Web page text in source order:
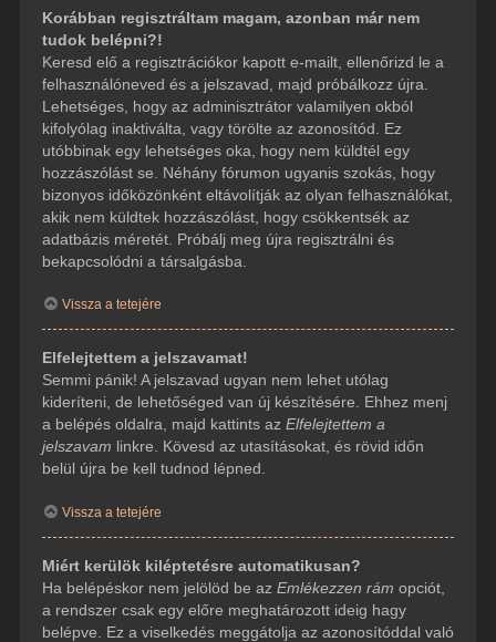
Korábban regisztráltam magam, azonban már nem
tudok belépni?!
Keresd elő a regisztrációkor kapott e-mailt, ellenőrizd le a
felhasználóneved és a jelszavad, majd próbálkozz újra.
Lehetséges, hogy az adminisztrátor valamilyen okból
kifolyólag inaktiválta, vagy törölte az azonosítód. Ez
utóbbinak egy lehetséges oka, hogy nem küldtél egy
hozzászólást se. Néhány fórumon ugyanis szokás, hogy
bizonyos időközönként eltávolítják az olyan felhasználókat,
akik nem küldtek hozzászólást, hogy csökkentsék az
adatbázis méretét. Próbálj meg újra regisztrálni és
bekapcsolódni a társalgásba.
Vissza a tetejére
Elfelejtettem a jelszavamat!
Semmi pánik! A jelszavad ugyan nem lehet utólag
kideríteni, de lehetőséged van új készítésére. Ehhez menj
a belépés oldalra, majd kattints az Elfelejtettem a
jelszavam linkre. Kövesd az utasításokat, és rövid időn
belül újra be kell tudnod lépned.
Vissza a tetejére
Miért kerülök kiléptetésre automatikusan?
Ha belépéskor nem jelölöd be az Emlékezzen rám opciót,
a rendszer csak egy előre meghatározott ideig hagy
belépve. Ez a viselkedés meggátolja az azonosítóddal való